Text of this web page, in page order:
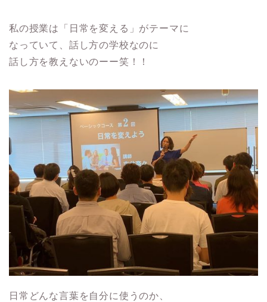
私の授業は「日常を変える」がテーマに
なっていて、話し方の学校なのに
話し方を教えないのーー笑！！
日常どんな言葉を自分に使うのか、